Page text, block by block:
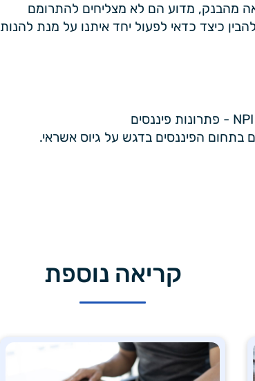
מהבנק, מדוע הם לא מצליחים להתרומם
כיצד כדאי לפעול יחד איתנו על מנת להנות
קריאה נוספת